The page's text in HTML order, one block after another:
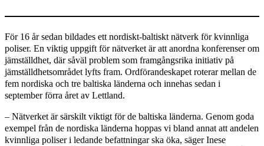
För 16 år sedan bildades ett nordiskt-baltiskt nätverk för kvinnliga
poliser. En viktig uppgift för nätverket är att anordna konferenser om
jämställdhet, där såväl problem som framgångsrika initiativ på
jämställdhetsområdet lyfts fram. Ordförandeskapet roterar mellan de
fem nordiska och tre baltiska länderna och innehas sedan i
september förra året av Lettland.
– Nätverket är särskilt viktigt för de baltiska länderna. Genom goda
exempel från de nordiska länderna hoppas vi bland annat att andelen
kvinnliga poliser i ledande befattningar ska öka, säger Inese